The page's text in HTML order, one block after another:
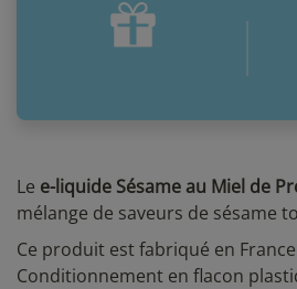
Le e-liquide Sésame au Miel de
mélange de saveurs de sésame
Ce produit est fabriqué en
Conditionnement en flacon